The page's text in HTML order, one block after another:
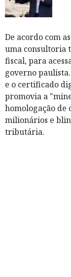
De acordo com
uma consultoria
fiscal, para
governo
e o certificado
promovia a
homologação
milionários e
tributária.